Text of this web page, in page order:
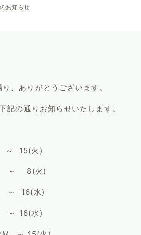
お知らせ
、ありがとうございます。
の通りお知らせいたします。
15(火)
8(火)
16(水)
16(水)